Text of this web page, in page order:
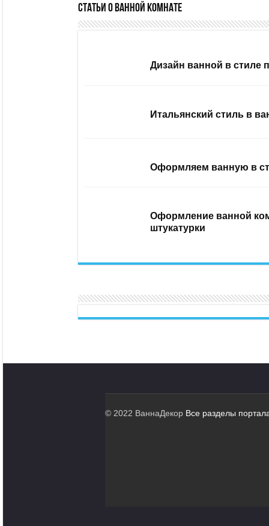
Статьи о ванной комнате
Дизайн ванной в стиле
Итальянский стиль в
Оформляем ванную в
Оформление ванной
штукатурки
© 2022 ВаннаДекор Все разделы